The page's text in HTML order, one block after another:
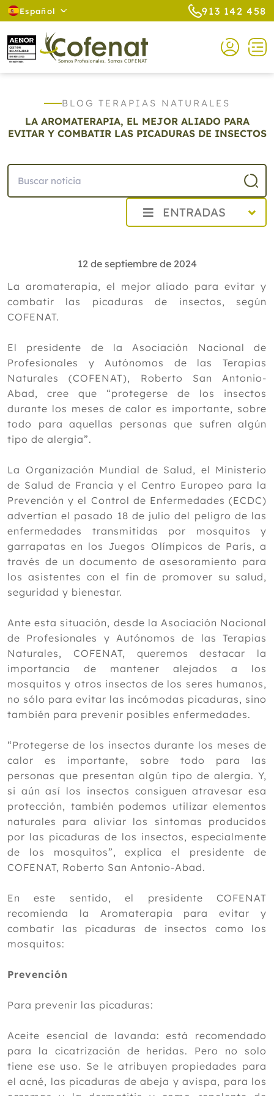
Español 913 142 458
BLOG TERAPIAS NATURALES
LA AROMATERAPIA, EL MEJOR ALIADO PARA
EVITAR Y COMBATIR LAS PICADURAS DE INSECTOS
ENTRADAS
2025
2024
Diciembre
Septiembre
Agosto
Julio
Junio
Mayo
Abril
Marzo
Enero
2023
2022
2021
2020
2019
2018
2017
2016
2015
2014
2013
12 de septiembre de 2024
La aromaterapia, el mejor aliado para evitar y
combatir las picaduras de insectos, según
COFENAT.
El presidente de la Asociación Nacional de
Profesionales y Autónomos de las Terapias
Naturales (COFENAT), Roberto San Antonio-
Abad, cree que “protegerse de los insectos
durante los meses de calor es importante, sobre
todo para aquellas personas que sufren algún
tipo de alergia”.
La Organización Mundial de Salud, el Ministerio
de Salud de Francia y el Centro Europeo para la
Prevención y el Control de Enfermedades (ECDC)
advertían el pasado 18 de julio del peligro de las
enfermedades transmitidas por mosquitos y
garrapatas en los Juegos Olímpicos de París, a
través de un documento de asesoramiento para
los asistentes con el fin de promover su salud,
seguridad y bienestar.
Ante esta situación, desde la Asociación Nacional
de Profesionales y Autónomos de las Terapias
Naturales, COFENAT, queremos destacar la
importancia de mantener alejados a los
mosquitos y otros insectos de los seres humanos,
no sólo para evitar las incómodas picaduras, sino
también para prevenir posibles enfermedades.
“Protegerse de los insectos durante los meses de
calor es importante, sobre todo para las
personas que presentan algún tipo de alergia. Y,
si aún así los insectos consiguen atravesar esa
protección, también podemos utilizar elementos
naturales para aliviar los síntomas producidos
por las picaduras de los insectos, especialmente
de los mosquitos”, explica el presidente de
COFENAT, Roberto San Antonio-Abad.
En este sentido, el presidente COFENAT
recomienda la Aromaterapia para evitar y
combatir las picaduras de insectos como los
mosquitos:
Prevención
Para prevenir las picaduras:
Aceite esencial de lavanda: está recomendado
para la cicatrización de heridas. Pero no solo
tiene ese uso. Se le atribuyen propiedades para
el acné, las picaduras de abeja y avispa, para los